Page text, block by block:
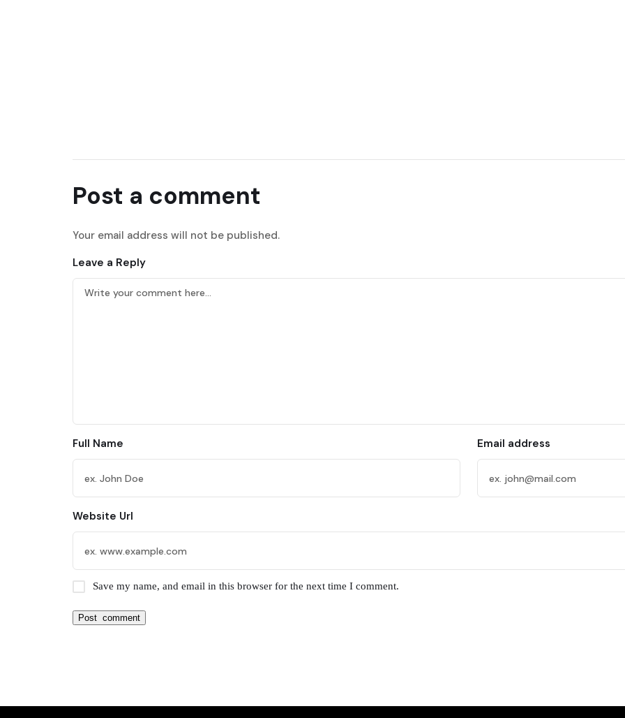
Post a comment
Your email address will not be published.
Leave a Reply
Full Name Email address
Website Url
Save my name, and email in this browser for the next time I comment.